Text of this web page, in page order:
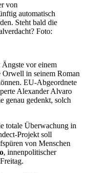
von
automatisch
Steht bald die
Foto:
vor einem
in seinem Roman
EU-Abgeordnete
Alexander Alvaro
genau gedenkt, solch
totale Überwachung in
Projekt soll
von Menschen
, innenpolitischer